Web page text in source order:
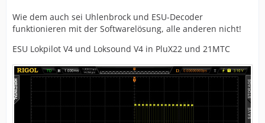
Wie dem auch sei Uhlenbrock und ESU-Decoder
funktionieren mit der Softwarelösung, alle anderen nicht!
ESU Lokpilot V4 und Loksound V4 in PluX22 und 21MTC